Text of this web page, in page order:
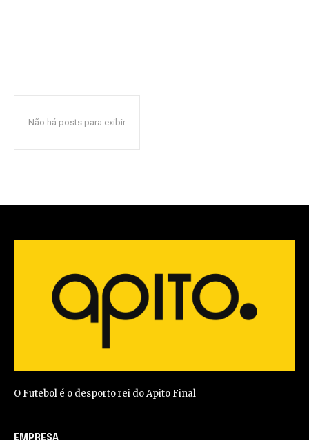
Não há posts para exibir
O Futebol é o desporto rei do Apito Final